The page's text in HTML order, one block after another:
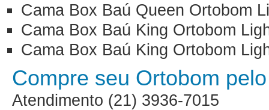
Cama Box Baú Queen Ortobom
Cama Box Baú King Ortobom
Cama Box Baú King Ortobom
Compre seu Ortobom
Atendimento (21) 3936-7015